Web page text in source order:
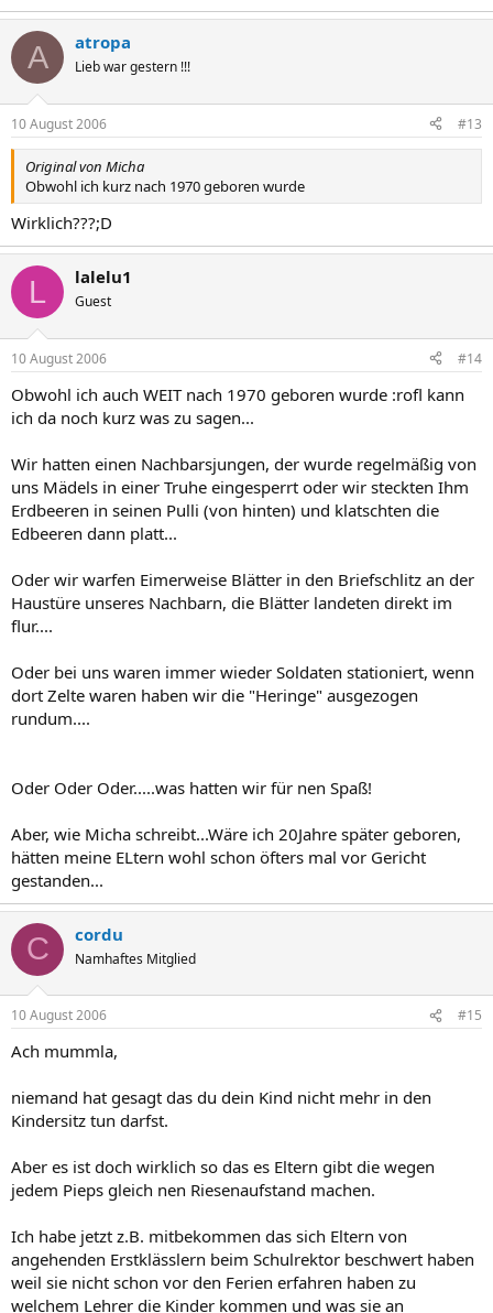
A atropa
Lieb war gestern !!!
10 August 2006 #13
Original von Micha
Obwohl ich kurz nach 1970 geboren wurde
Wirklich???;D
L lalelu1
Guest
10 August 2006 #14
Obwohl ich auch WEIT nach 1970 geboren wurde :rofl kann
ich da noch kurz was zu sagen...
Wir hatten einen Nachbarsjungen, der wurde regelmäßig von
uns Mädels in einer Truhe eingesperrt oder wir steckten Ihm
Erdbeeren in seinen Pulli (von hinten) und klatschten die
Edbeeren dann platt...
Oder wir warfen Eimerweise Blätter in den Briefschlitz an der
Haustüre unseres Nachbarn, die Blätter landeten direkt im
flur....
Oder bei uns waren immer wieder Soldaten stationiert, wenn
dort Zelte waren haben wir die "Heringe" ausgezogen
rundum....
Oder Oder Oder.....was hatten wir für nen Spaß!
Aber, wie Micha schreibt...Wäre ich 20Jahre später geboren,
hätten meine ELtern wohl schon öfters mal vor Gericht
gestanden...
C cordu
Namhaftes Mitglied
10 August 2006 #15
Ach mummla,
niemand hat gesagt das du dein Kind nicht mehr in den
Kindersitz tun darfst.
Aber es ist doch wirklich so das es Eltern gibt die wegen
jedem Pieps gleich nen Riesenaufstand machen.
Ich habe jetzt z.B. mitbekommen das sich Eltern von
angehenden Erstklässlern beim Schulrektor beschwert haben
weil sie nicht schon vor den Ferien erfahren haben zu
welchem Lehrer die Kinder kommen und was sie an